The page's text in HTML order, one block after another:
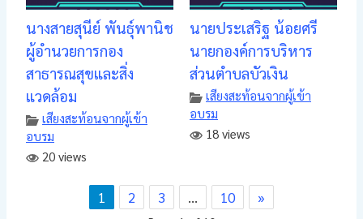
นางสายสุนีย์ พันธุ์พานิช
ผู้อำนวยการกอง
สาธารณสุขและสิ่ง
แวดล้อม
เสียงสะท้อนจากผู้เข้า
อบรม
20 views
นายประเสริฐ น้อยศรี
นายกองค์การบริหาร
ส่วนตำบลบัวเงิน
เสียงสะท้อนจากผู้เข้า
อบรม
18 views
1 2 3 … 10 »